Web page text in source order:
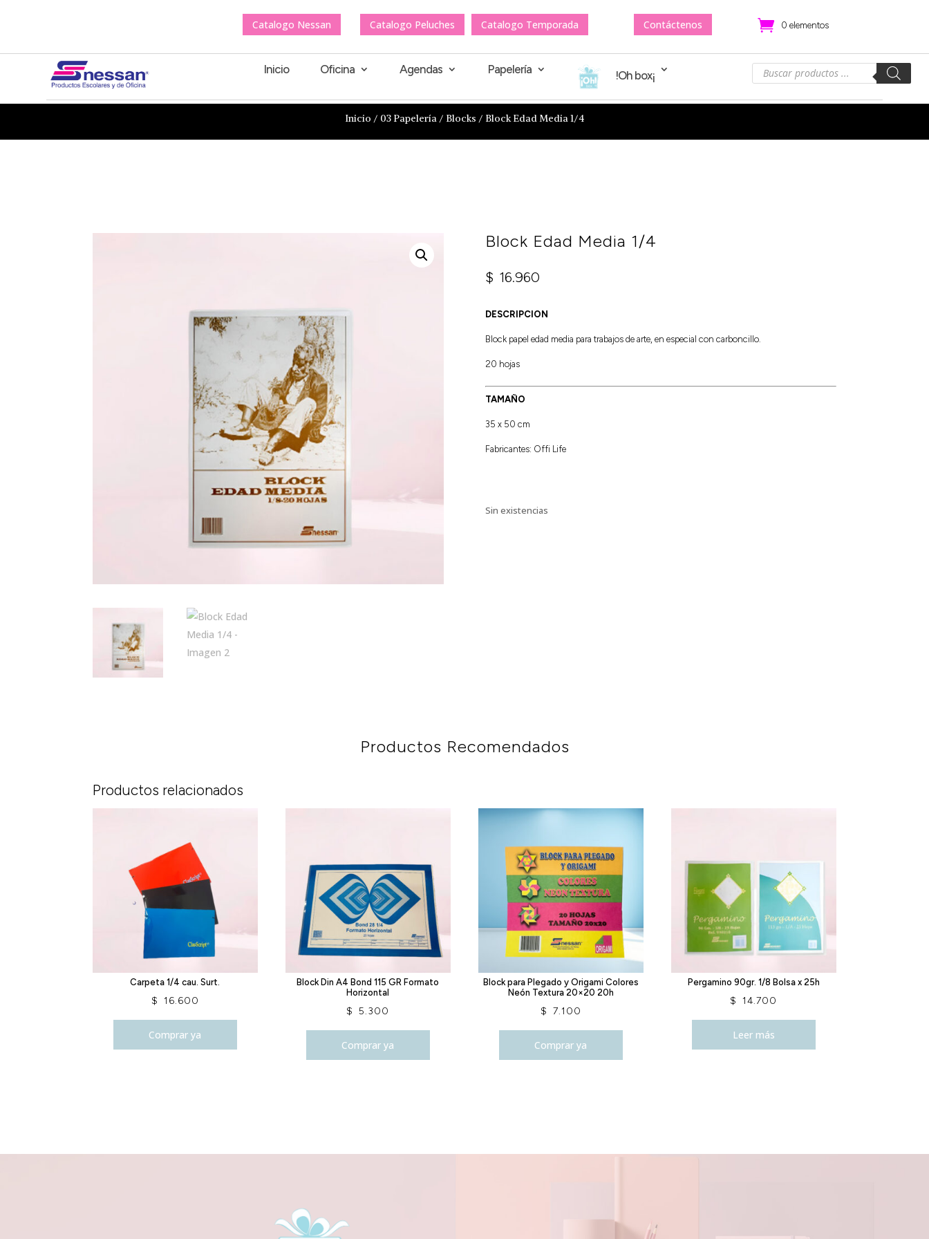
Catalogo Nessan Catalogo Peluches Catalogo Temporada Contáctenos 0 elementos
Inicio Oficina Agendas Papelería !Oh box¡
Búsqueda
productos
Inicio / 03 Papelería / Blocks / Block Edad Media 1/4
Block Edad Media 1/4
$ 16.960
DESCRIPCION
Block papel edad media para trabajos de arte, en especial con carboncillo.
20 hojas
TAMAÑO
35 x 50 cm
Fabricantes: Offi Life
Sin existencias
Productos Recomendados
Productos relacionados
Carpeta 1/4 cau. Surt.
$ 16.600
Comprar ya
Block Din A4 Bond 115 GR Formato
Horizontal
$ 5.300
Comprar ya
Block para Plegado y Origami Colores
Neón Textura 20×20 20h
$ 7.100
Comprar ya
Pergamino 90gr. 1/8 Bolsa x 25h
$ 14.700
Leer más